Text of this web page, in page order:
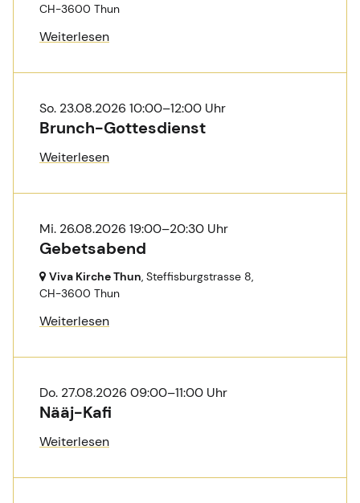
CH-3600 Thun
Weiterlesen
So. 23.08.2026 10:00–12:00 Uhr
Brunch-Gottesdienst
Weiterlesen
Mi. 26.08.2026 19:00–20:30 Uhr
Gebetsabend
Viva Kirche Thun, Steffisburgstrasse 8,
CH-3600 Thun
Weiterlesen
Do. 27.08.2026 09:00–11:00 Uhr
Nääj-Kafi
Weiterlesen